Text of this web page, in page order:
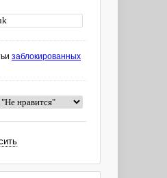
заблокированных